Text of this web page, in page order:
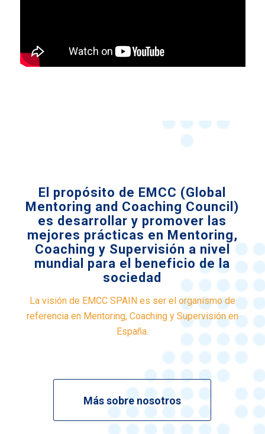
El propósito de EMCC (Global
Mentoring and Coaching Council)
es desarrollar y promover las
mejores prácticas en Mentoring,
Coaching y Supervisión a nivel
mundial para el beneficio de la
sociedad
La visión de EMCC SPAIN es ser el organismo de
referencia en Mentoring, Coaching y Supervisión en
España.
Más sobre nosotros